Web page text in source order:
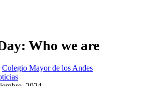
Who we are
Colegio Mayor de los Andes